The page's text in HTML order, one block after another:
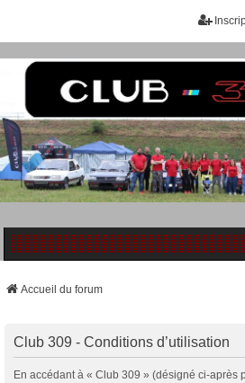
Accueil du forum
Club 309 - Conditions d’utilisation
En accédant à « Club 309 » (désigné ci-après